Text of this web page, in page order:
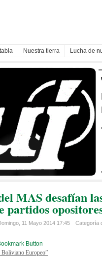
Nuestra tierra Lucha de
MAS desafían
partidos
11 Mayo 2014 17:45 Categoría
Europeo”